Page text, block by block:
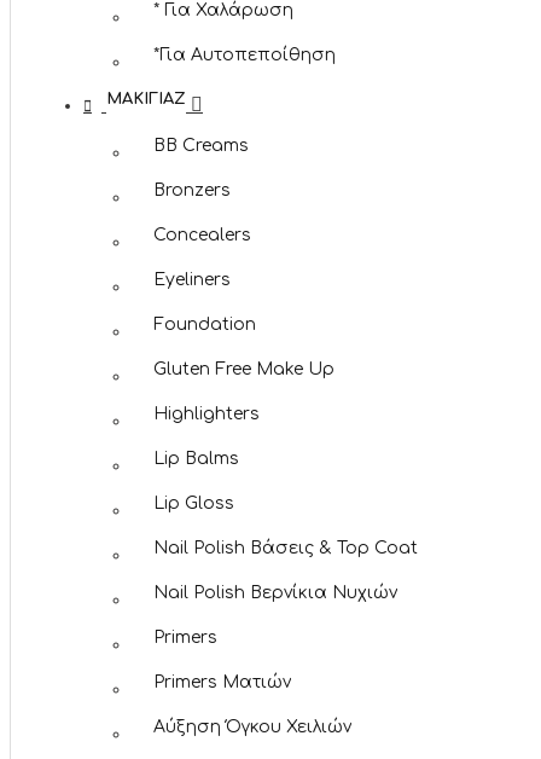
* Για Χαλάρωση
*Για Αυτοπεποίθηση
ΜΑΚΙΓΙΆΖ
BB Creams
Bronzers
Concealers
Eyeliners
Foundation
Gluten Free Make Up
Highlighters
Lip Balms
Lip Gloss
Nail Polish Βάσεις & Top Coat
Nail Polish Βερνίκια Νυχιών
Primers
Primers Ματιών
Αύξηση Όγκου Χειλιών